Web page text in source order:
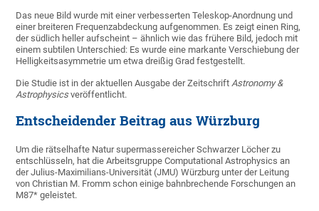
Das neue Bild wurde mit einer verbesserten Teleskop-Anordnung und
einer breiteren Frequenzabdeckung aufgenommen. Es zeigt einen Ring,
der südlich heller aufscheint – ähnlich wie das frühere Bild, jedoch mit
einem subtilen Unterschied: Es wurde eine markante Verschiebung der
Helligkeitsasymmetrie um etwa dreißig Grad festgestellt.
Die Studie ist in der aktuellen Ausgabe der ZeitschriftAstronomy &
Astrophysicsveröffentlicht.
Entscheidender Beitrag aus Würzburg
Um die rätselhafte Natur supermassereicher Schwarzer Löcher zu
entschlüsseln, hat die Arbeitsgruppe Computational Astrophysics an
der Julius-Maximilians-Universität (JMU) Würzburg unter der Leitung
von Christian M. Fromm schon einige bahnbrechende Forschungen an
M87* geleistet.